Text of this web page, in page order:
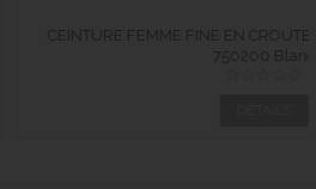
EN CROUTE DE CUIR DE VACHETTE